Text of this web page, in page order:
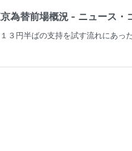
為替前場概況 - ニュース
３円半ばの支持を試す流れにあ